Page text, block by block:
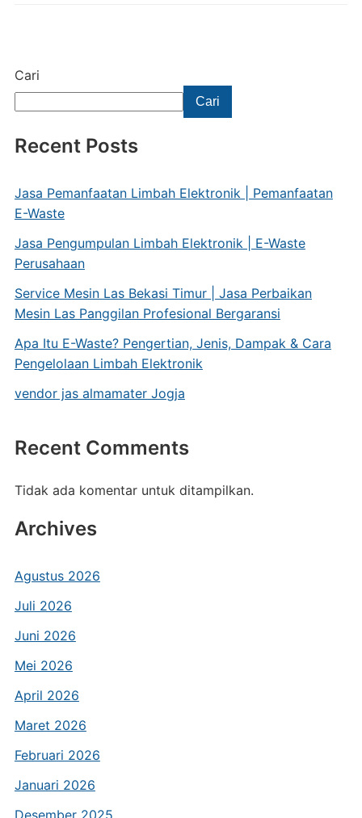
Cari
Cari
Recent Posts
Jasa Pemanfaatan Limbah Elektronik | Pemanfaatan
E-Waste
Jasa Pengumpulan Limbah Elektronik | E-Waste
Perusahaan
Service Mesin Las Bekasi Timur | Jasa Perbaikan
Mesin Las Panggilan Profesional Bergaransi
Apa Itu E-Waste? Pengertian, Jenis, Dampak & Cara
Pengelolaan Limbah Elektronik
vendor jas almamater Jogja
Recent Comments
Tidak ada komentar untuk ditampilkan.
Archives
Agustus 2026
Juli 2026
Juni 2026
Mei 2026
April 2026
Maret 2026
Februari 2026
Januari 2026
Desember 2025